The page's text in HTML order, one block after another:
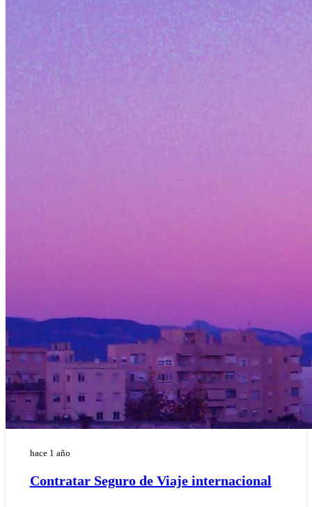
hace 1 año
Contratar Seguro de Viaje internacional